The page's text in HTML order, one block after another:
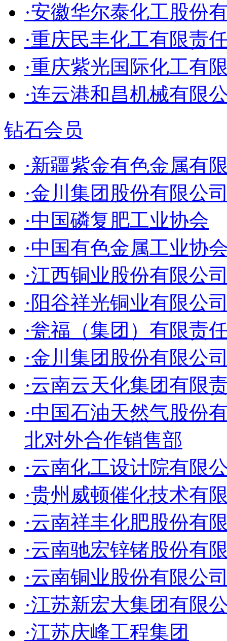
·安徽华尔泰化工股份
·重庆民丰化工有限责
·重庆紫光国际化工有
·连云港和昌机械有限
钻石会员
·新疆紫金有色金属有
·金川集团股份有限公
·中国磷复肥工业协会
·中国有色金属工业协
·江西铜业股份有限公
·阳谷祥光铜业有限公
·瓮福（集团）有限责
·金川集团股份有限公
·云南云天化集团有限
·中国石油天然气股份
北对外合作销售部
·云南化工设计院有限
·贵州威顿催化技术有
·云南祥丰化肥股份有
·云南驰宏锌锗股份有
·云南铜业股份有限公
·江苏新宏大集团有限
·江苏庆峰工程集团